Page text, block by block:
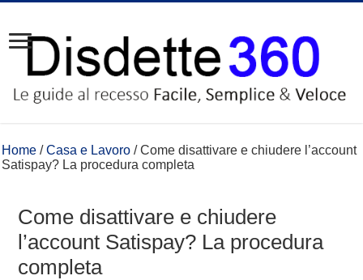
Home /Casa e Lavoro /Come disattivare e chiudere l’account
Satispay? La procedura completa
Come disattivare e chiudere
l’account Satispay? La procedura
completa